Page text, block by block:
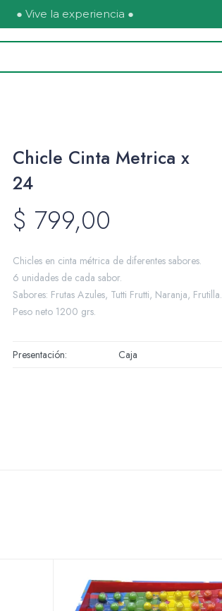
● Vive la experiencia ●
Chicle Cinta Metrica x
24
$ 799,00
Chicles en cinta métrica de diferentes sabores.
6 unidades de cada sabor.
Sabores: Frutas Azules, Tutti Frutti, Naranja, Frutilla.
Peso neto 1200 grs.
Presentación Caja